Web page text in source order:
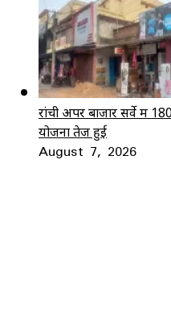
रांची अपर बाजार सर्वे में
योजना तेज हुई
August 7, 2026